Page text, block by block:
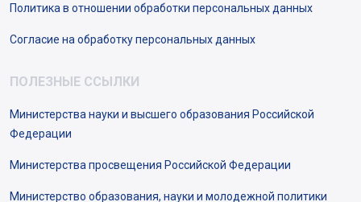
Политика в отношении обработки персональных данных
Согласие на обработку персональных данных
ПОЛЕЗНЫЕ ССЫЛКИ
Министерства науки и высшего образования Российской
Федерации
Министерства просвещения Российской Федерации
Министерство образования, науки и молодежной политики